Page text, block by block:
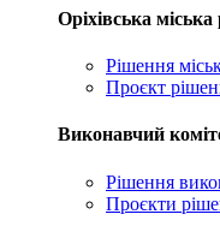
Оріхівська міська
Рішення
Проєкт
Виконавчий
Рішення
Проєкти